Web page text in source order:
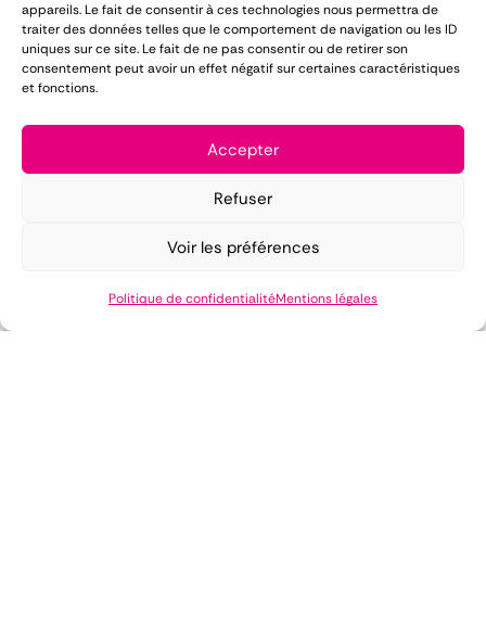
appareils. Le fait de consentir à ces technologies nous permettra de
traiter des données telles que le comportement de navigation ou les ID
uniques sur ce site. Le fait de ne pas consentir ou de retirer son
consentement peut avoir un effet négatif sur certaines caractéristiques
et fonctions.
Accepter
Refuser
Voir les préférences
Politique de confidentialitéMentions légales